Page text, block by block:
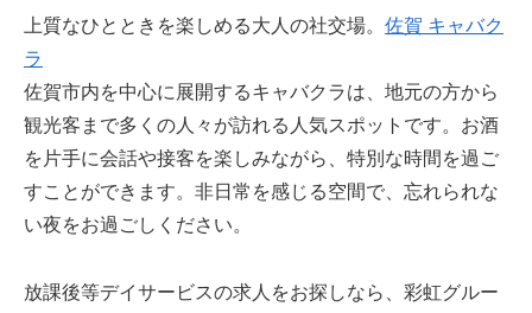
上質なひとときを楽しめる大人の社交場。 佐賀 キャバク
ラ
佐賀市内を中心に展開するキャバクラは、地元の方から
観光客まで多くの人々が訪れる人気スポットです。お酒
を片手に会話や接客を楽しみながら、特別な時間を過ご
すことができます。非日常を感じる空間で、忘れられな
い夜をお過ごしください。
放課後等デイサービスの求人をお探しなら、彩虹グルー